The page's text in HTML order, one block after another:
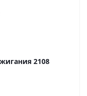
2108